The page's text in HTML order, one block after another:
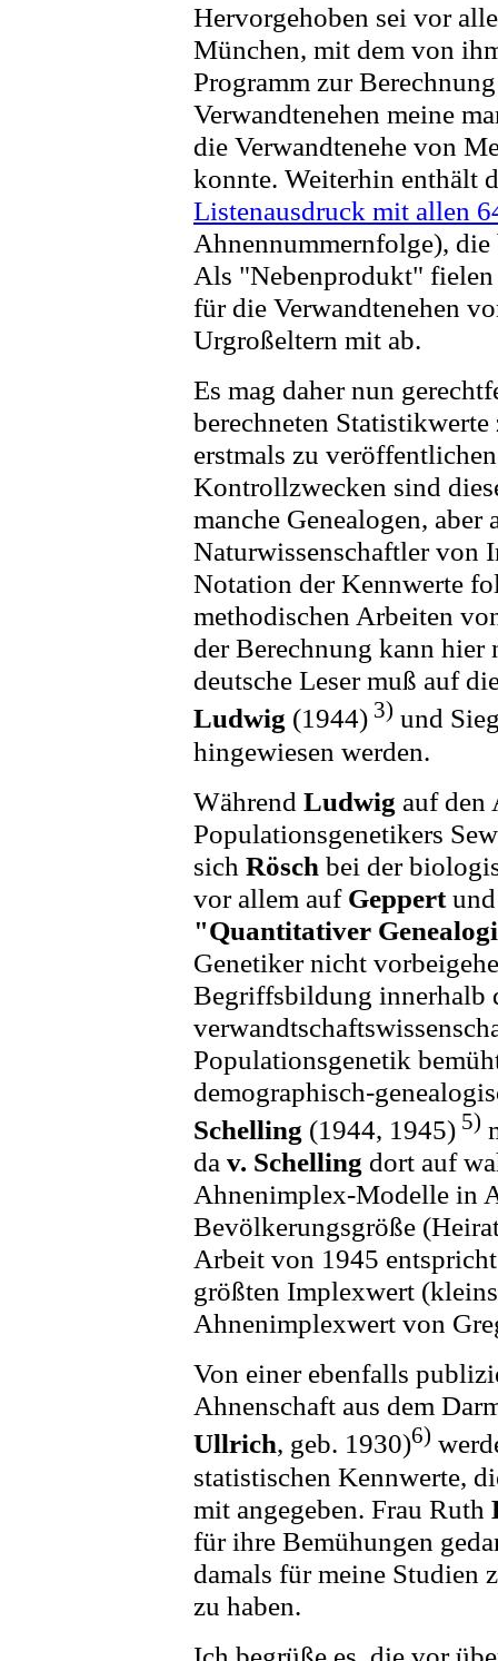
Hervorgehoben sei vor
München, mit dem von
Programm zur
Verwandtenehen meine
die Verwandtenehe von
konnte. Weiterhin enthält
Listenausdruck mit allen
Ahnennummernfolge),
Als "Nebenprodukt"
für die Verwandtenehen
Urgroßeltern mit ab.
Es mag daher nun
berechneten
erstmals zu
Kontrollzwecken sind
manche Genealogen, aber
Naturwissenschaftler von
Notation der Kennwerte
methodischen Arbeiten
der Berechnung kann hier
deutsche Leser muß auf
Ludwig (1944) 3) und
hingewiesen werden.
Während Ludwig auf den
Populationsgenetikers
sich Rösch bei der
vor allem auf Geppert
"Quantitativer
Genetiker nicht
Begriffsbildung innerhalb
Populationsgenetik
demographisch-
Schelling (1944, 1945) 5)
da v. Schelling dort auf
Ahnenimplex-Modelle in
Bevölkerungsgröße
Arbeit von 1945
größten Implexwert
Ahnenimplexwert von
Von einer ebenfalls
Ahnenschaft aus dem
Ullrich, geb. 1930)6)
statistischen Kennwerte,
mit angegeben. Frau Ruth
für ihre Bemühungen
damals für meine Studien
zu haben.